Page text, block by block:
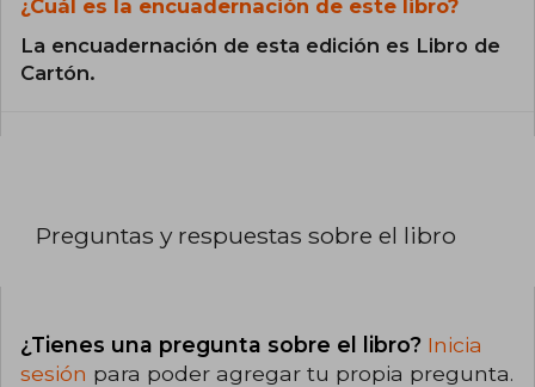
¿Cuál es la encuadernación de este libro?
La encuadernación de esta edición es Libro de
Cartón.
Preguntas y respuestas sobre el libro
¿Tienes una pregunta sobre el libro? Inicia
sesión para poder agregar tu propia pregunta.